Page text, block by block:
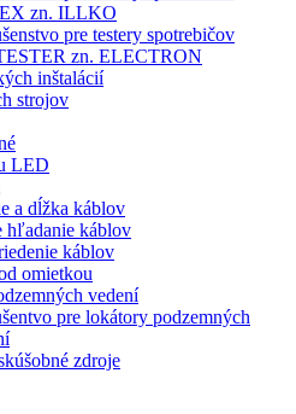
zn. ILLKO
pre testery spotrebičov
zn. ELECTRON
inštalácií
strojov
LED
a dĺžka káblov
hľadanie káblov
káblov
omietkou
vedení
pre lokátory podzemných
zdroje